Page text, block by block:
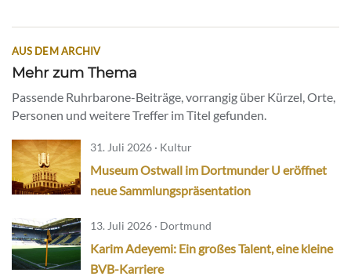
AUS DEM ARCHIV
Mehr zum Thema
Passende Ruhrbarone-Beiträge, vorrangig über Kürzel, Orte,
Personen und weitere Treffer im Titel gefunden.
31. Juli 2026 · Kultur
Museum Ostwall im Dortmunder U eröffnet
neue Sammlungspräsentation
13. Juli 2026 · Dortmund
Karim Adeyemi: Ein großes Talent, eine kleine
BVB-Karriere